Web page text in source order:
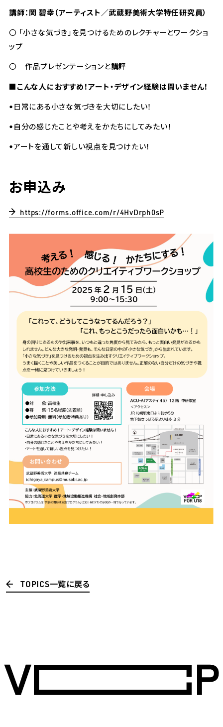
講師：岡 碧幸（アーティスト／武蔵野美術大学特任研究員）
〇 「小さな気づき」を見つけるためのレクチャーとワークショ
ップ
〇 作品プレゼンテーションと講評
こんな人におすすめ！アート・デザイン経験は問いません！
•日常にある小さな気づきを大切にしたい！
•自分の感じたことや考えをかたちにしてみたい！
•アートを通して新しい視点を見つけたい！
お申込み
https://forms.office.com/r/4HvDrph0sP
TOPICS一覧に戻る